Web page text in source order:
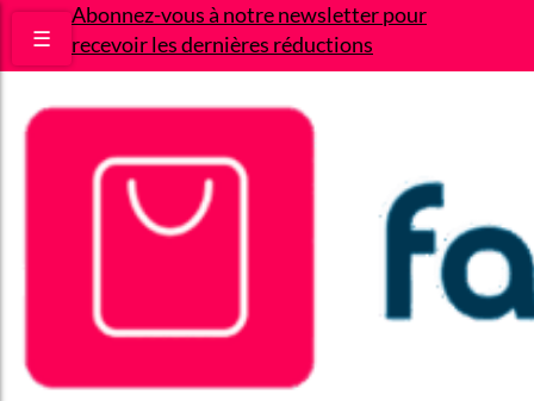
Abonnez-vous à notre newsletter pour
recevoir les dernières réductions
☰